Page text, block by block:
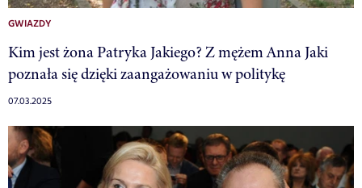
GWIAZDY
Kim jest żona Patryka Jakiego? Z mężem Anna Jaki
poznała się dzięki zaangażowaniu w politykę
07.03.2025